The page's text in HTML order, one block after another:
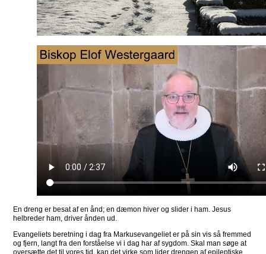
En dreng er besat af en ånd; en dæmon hiver og slider i ham. Jesus
helbreder ham, driver ånden ud.
Evangeliets beretning i dag fra Markusevangeliet er på sin vis så fremmed
og fjern, langt fra den forståelse vi i dag har af sygdom. Skal man søge at